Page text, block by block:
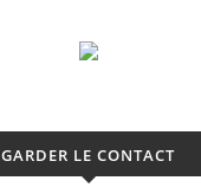
GARDER LE CONTACT